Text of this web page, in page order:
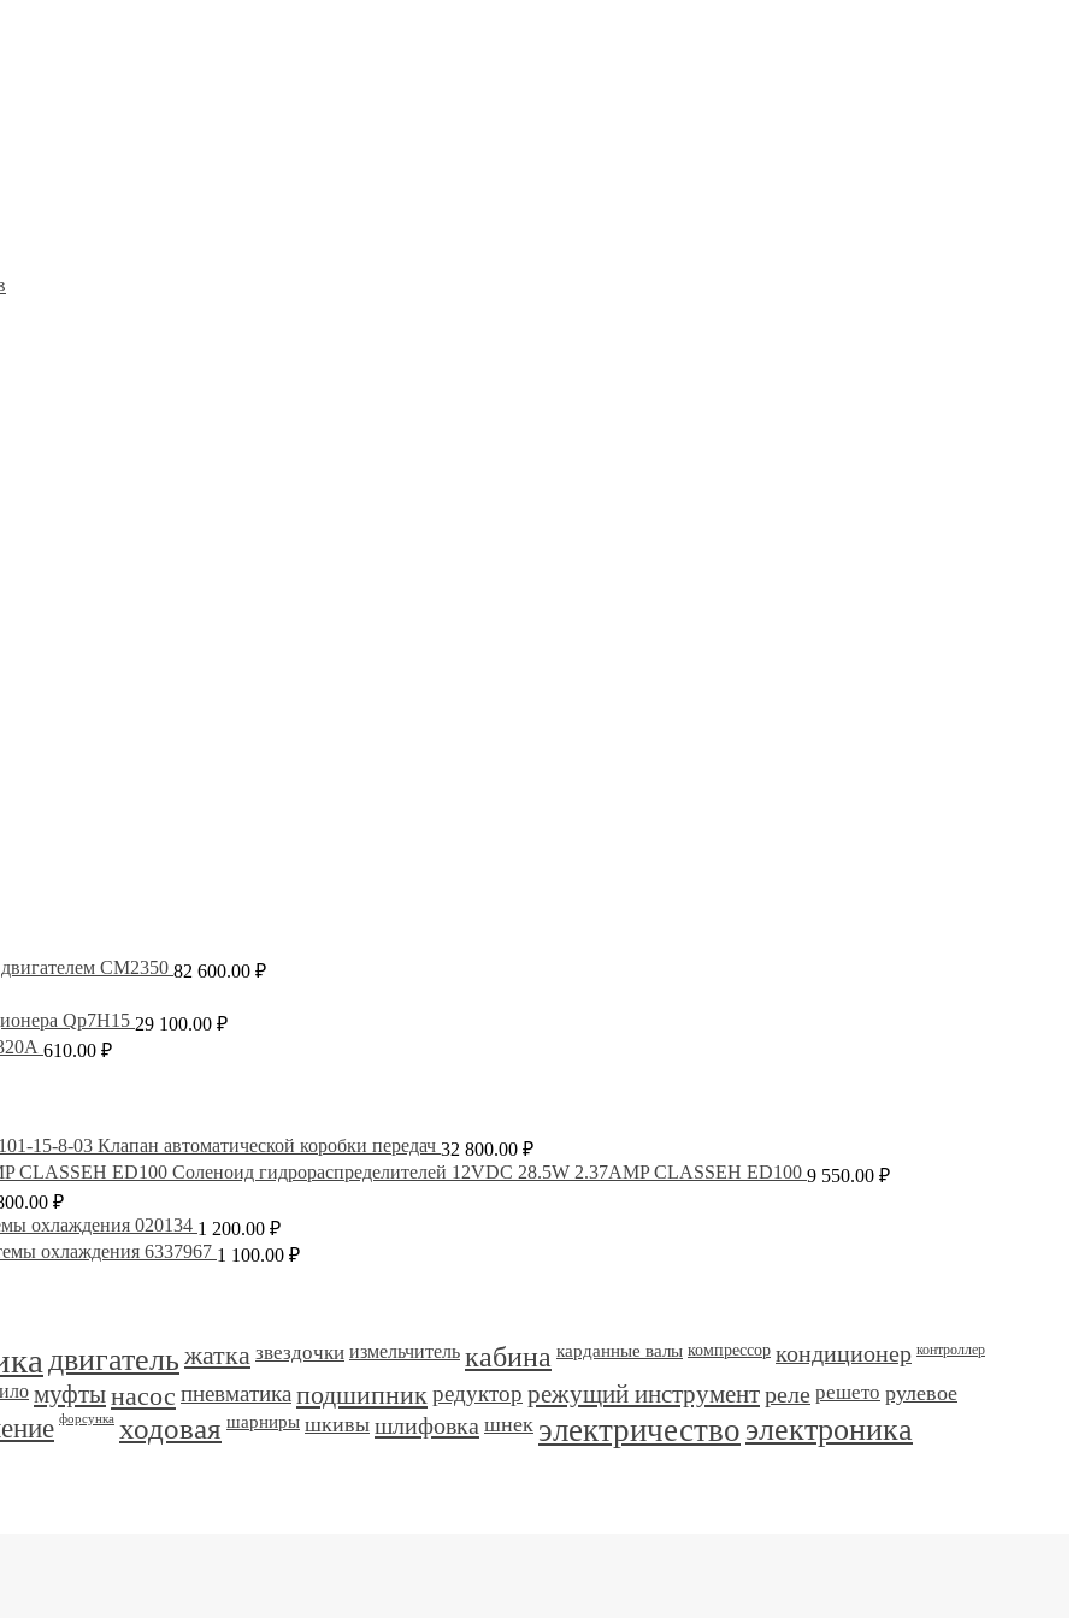
СМ2350 82 600.00 ₽
Qp7H15 29 100.00 ₽
610.00 ₽
15-8-03 Клапан автоматической коробки передач 32 800.00 ₽
Соленоид гидрораспределителей 12VDC 28.5W 2.37AMP CLASSEH ED100 9 550.00 ₽
₽
охлаждения 020134 1 200.00 ₽
охлаждения 6337967 1 100.00 ₽
двигатель жатка звездочки измельчитель кабина карданные валы компрессор кондиционер контроллер
муфтынасос пневматика подшипник редуктор режущий инструментреле решето рулевое
форсунка ходовая шарниры шкивы шлифовка шнек электричество электроника